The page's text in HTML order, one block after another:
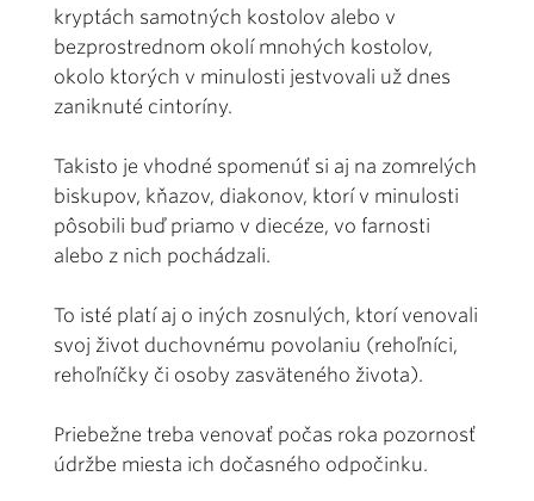
kryptách samotných kostolov alebo v
bezprostrednom okolí mnohých kostolov,
okolo ktorých v minulosti jestvovali už dnes
zaniknuté cintoríny.
Takisto je vhodné spomenúť si aj na zomrelých
biskupov, kňazov, diakonov, ktorí v minulosti
pôsobili buď priamo v diecéze, vo farnosti
alebo z nich pochádzali.
To isté platí aj o iných zosnulých, ktorí venovali
svoj život duchovnému povolaniu (rehoľníci,
rehoľníčky či osoby zasväteného života).
Priebežne treba venovať počas roka pozornosť
údržbe miesta ich dočasného odpočinku.